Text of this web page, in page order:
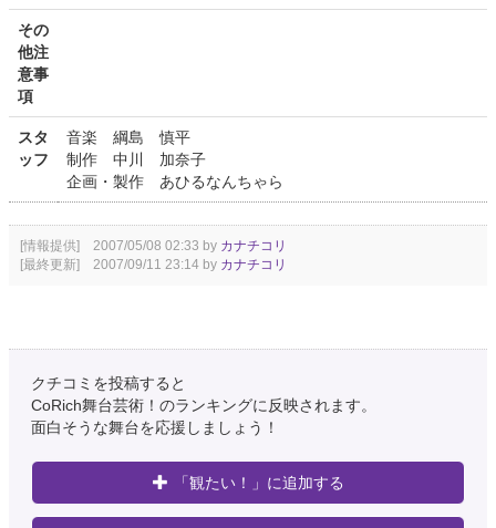
その
他注
意事
項
スタ
ッフ
音楽 綱島 慎平
制作 中川 加奈子
企画・製作 あひるなんちゃら
[情報提供] 2007/05/08 02:33 by カナチコリ
[最終更新] 2007/09/11 23:14 by カナチコリ
クチコミを投稿すると
CoRich舞台芸術！のランキングに反映されます。
面白そうな舞台を応援しましょう！
「観たい！」に追加する